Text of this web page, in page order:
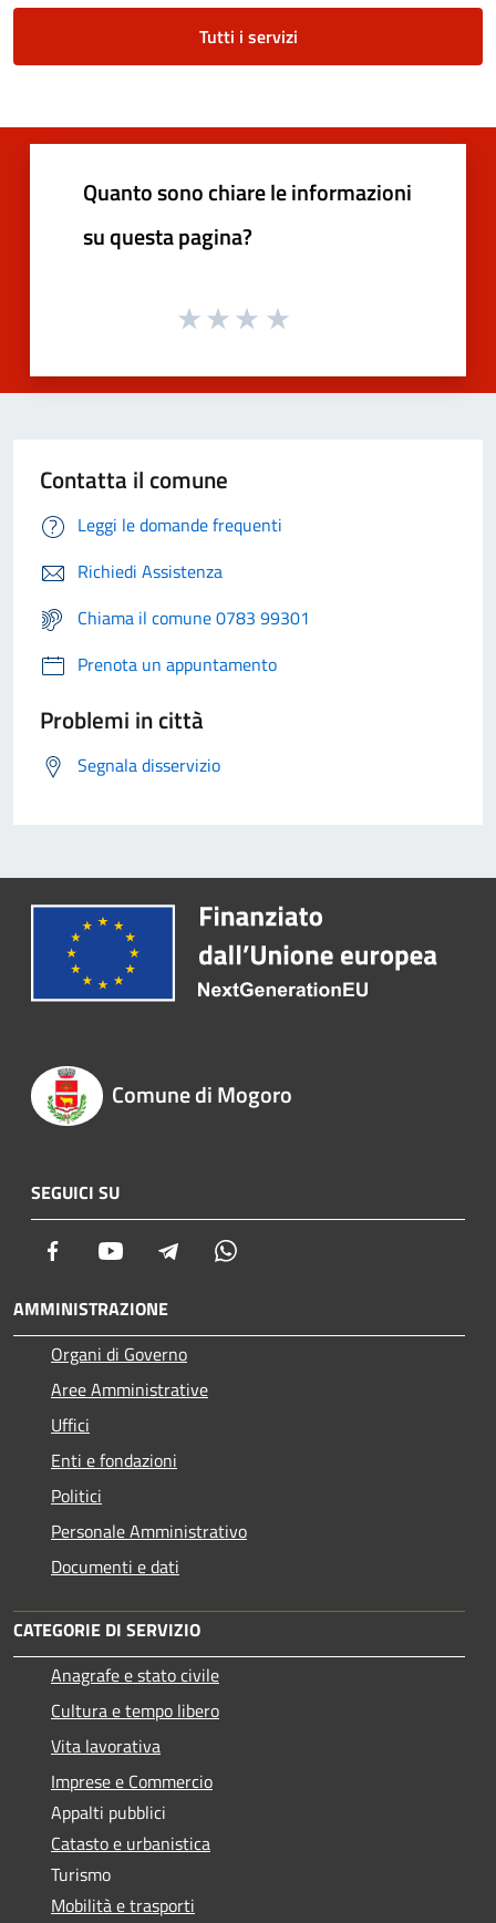
Tutti i servizi
Quanto sono chiare le informazioni
su questa pagina?
Contatta il comune
Leggi le domande frequenti
Richiedi Assistenza
Chiama il comune 0783 99301
Prenota un appuntamento
Problemi in città
Segnala disservizio
Comune di Mogoro
SEGUICI SU
Facebook Youtube Telegram
AMMINISTRAZIONE
Organi di Governo
Aree Amministrative
Uffici
Enti e fondazioni
Politici
Personale Amministrativo
Documenti e dati
CATEGORIE DI SERVIZIO
Anagrafe e stato civile
Cultura e tempo libero
Vita lavorativa
Imprese e Commercio
Appalti pubblici
Catasto e urbanistica
Turismo
Mobilità e trasporti